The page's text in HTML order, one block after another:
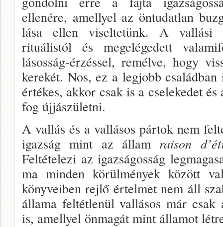
ellenére, amellyel az öntu­datlan
lása ellen viseltetünk. A vallási
rituálistól és megelé­gedett
lásosság-érzéssel, remélve, hogy
kerekét. Nos, ez a legjobb
értékes, akkor csak­ is a cselekedet és
fog újjászületni.
A vallás és a vallásos pártok nem
igazság mint az állam raison
Feltételezi az igazságosság
ma minden körülmények között
könyveiben rejlő értelmet nem áll
állama feltétlenül vallá­sos már csak
is, amellyel önmagát mint álla­mot